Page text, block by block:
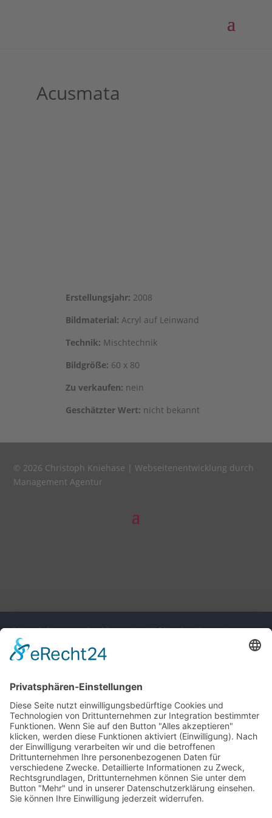
Acusmata
Erstel­lungs­jahr: 2008
Bild­ma­te­ri­al: Acryl auf Leinwand
Tech­nik: Mischtechnik
Bild­grö­ße: 60 x 80
Zu ver­kau­fen: nein
Geschätz­ter Wert: nicht bekannt
© 2026 Christoph Kniehase |Webseitenentwicklung durch
Management Agentur
Diese Seite nutzt einwilligungsbedürftige Cookies und
Technologien von Drittunternehmen zur Integration
bestimmter Funktionen. Wenn Sie auf den Button "Alles
(Einwilligung). Nach der Einwilligung verarbeiten wir und die
betroffenen Drittunternehmen Ihre personenbezogenen Daten
für verschiedene Zwecke. Detaillierte Informationen zu
Zweck, Rechtsgrundlagen, Drittunternehmen können Sie
unter dem Button "Mehr" und in unserer
Datenschutzerklärung einsehen. Sie können Ihre Einwilligung
jederzeit widerrufen.
VERWEIGERN